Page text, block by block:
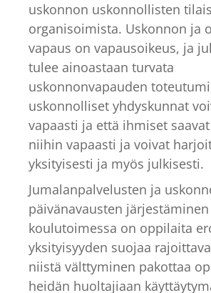
uskonnon uskonnollisten
organisoimista. Uskonnon ja
vapaus on vapausoikeus, ja
tulee ainoastaan turvata
uskonnonvapauden
uskonnolliset yhdyskunnat
vapaasti ja että ihmiset
niihin vapaasti ja voivat
yksityisesti ja myös julkisesti.
Jumalanpalvelusten ja
päivänavausten
koulutoimessa on oppilaita
yksityisyyden suojaa
niistä välttyminen pakottaa
heidän huoltajiaan